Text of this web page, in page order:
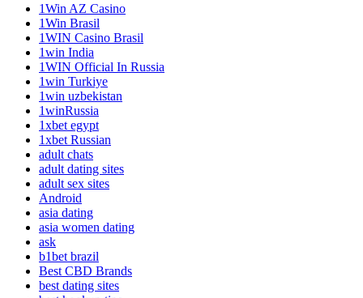
1Win AZ Casino
1Win Brasil
1WIN Casino Brasil
1win India
1WIN Official In Russia
1win Turkiye
1win uzbekistan
1winRussia
1xbet egypt
1xbet Russian
adult chats
adult dating sites
adult sex sites
Android
asia dating
asia women dating
ask
b1bet brazil
Best CBD Brands
best dating sites